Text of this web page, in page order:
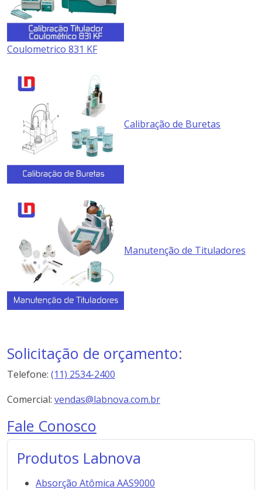
Coulometrico 831 KF
Calibração de Buretas
Manutenção de Tituladores
Solicitação de orçamento:
Telefone: (11) 2534-2400
Comercial: vendas@labnova.com.br
Fale Conosco
Produtos Labnova
Absorção Atômica AAS9000